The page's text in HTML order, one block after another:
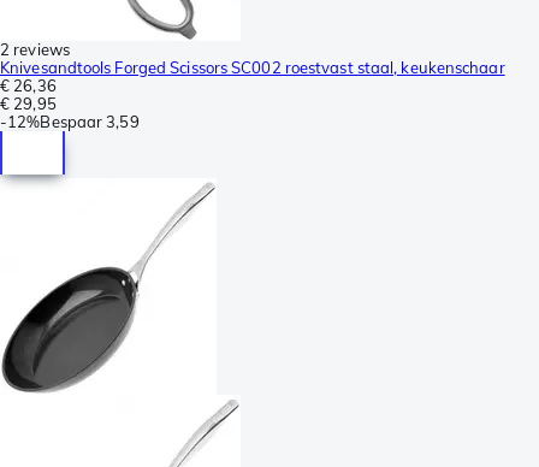
2 reviews
Knivesandtools Forged Scissors SC002 roestvast staal, keukenschaar
€ 26,36
€ 29,95
-12%Bespaar 3,59